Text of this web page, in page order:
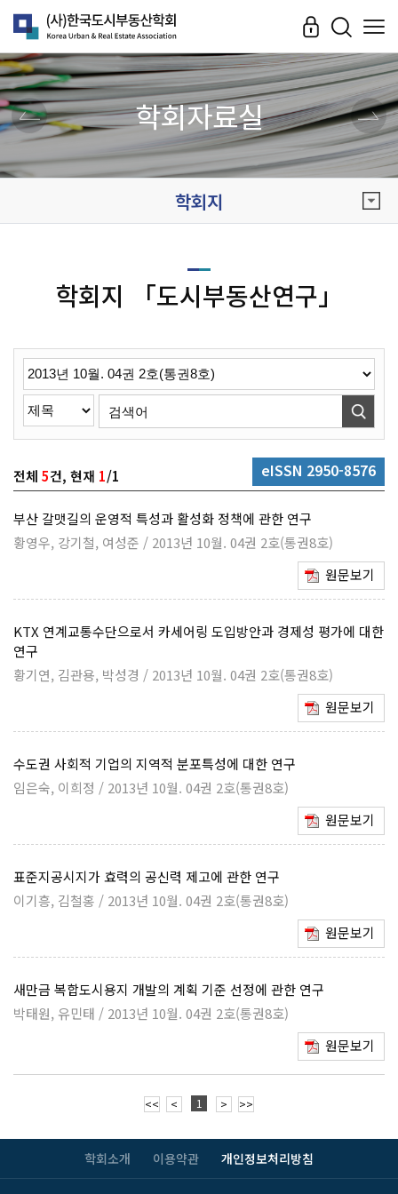
학회자료실
학회지
학회지 「도시부동산연구」
전체 5건, 현재 1/1 eISSN 2950-8576
부산 갈맷길의 운영적 특성과 활성화 정책에 관한 연구
황영우, 강기철, 여성준 / 2013년 10월. 04권 2호(통권8호)
원문보기
KTX 연계교통수단으로서 카세어링 도입방안과 경제성 평가에 대한
연구
황기연, 김관용, 박성경 / 2013년 10월. 04권 2호(통권8호)
원문보기
수도권 사회적 기업의 지역적 분포특성에 대한 연구
임은숙, 이희정 / 2013년 10월. 04권 2호(통권8호)
원문보기
표준지공시지가 효력의 공신력 제고에 관한 연구
이기흥, 김철홍 / 2013년 10월. 04권 2호(통권8호)
원문보기
새만금 복합도시용지 개발의 계획 기준 선정에 관한 연구
박태원, 유민태 / 2013년 10월. 04권 2호(통권8호)
원문보기
<< < 1 > >>
학회소개 이용약관 개인정보처리방침